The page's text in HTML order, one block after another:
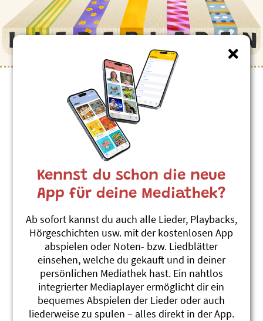
Kennst du schon die neue
App für deine Mediathek?
Ab sofort kannst du auch alle Lieder, Playbacks,
Hörgeschichten usw. mit der kostenlosen App
abspielen oder Noten- bzw. Liedblätter
einsehen, welche du gekauft und in deiner
persönlichen Mediathek hast. Ein nahtlos
integrierter Mediaplayer ermöglicht dir ein
bequemes Abspielen der Lieder oder auch
liederweise zu spulen – alles direkt in der App.